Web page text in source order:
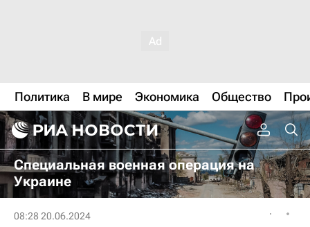
Политика В мире Экономика Общество
Специальная военная операция на
Украине
08:28 20.06.2024